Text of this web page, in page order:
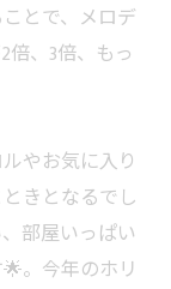
とで、メロデ
、3倍、もっ
やお気に入り
きとなるでし
部屋いっぱい
。今年のホリ